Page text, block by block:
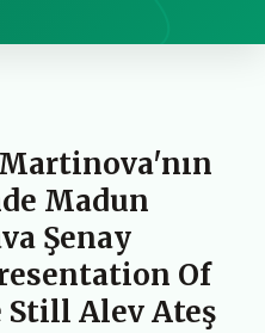
Madun
Şenay
Of
Still Alev Ateş